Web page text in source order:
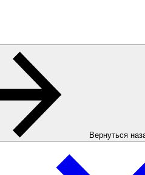
Вернуться